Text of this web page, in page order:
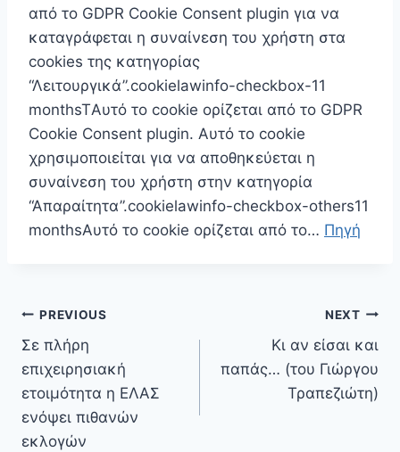
από το GDPR Cookie Consent plugin για να
καταγράφεται η συναίνεση του χρήστη στα
cookies της κατηγορίας
“Λειτουργικά”.cookielawinfo-checkbox-11
monthsTΑυτό το cookie ορίζεται από το GDPR
Cookie Consent plugin. Αυτό το cookie
χρησιμοποιείται για να αποθηκεύεται η
συναίνεση του χρήστη στην κατηγορία
“Απαραίτητα”.cookielawinfo-checkbox-others11
monthsΑυτό το cookie ορίζεται από το… Πηγή
Πλοήγηση
άρθρων
PREVIOUS
Σε πλήρη
επιχειρησιακή
ετοιμότητα η ΕΛΑΣ
ενόψει πιθανών
εκλογών
NEXT
Κι αν είσαι και
παπάς… (του Γιώργου
Τραπεζιώτη)